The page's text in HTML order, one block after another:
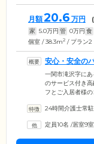
月額20.6 万円
家 5.0万円 管 0万円 食
個室 / 38.3m2 / プラン2
安心・安全の
毎日を支援しま
一関市滝沢字に
のサービス付き
フとご入居者様
を採用しています
トイレや洗面台、
とお過ごしいた
24時間介護士常駐
定員10名 /居室9室